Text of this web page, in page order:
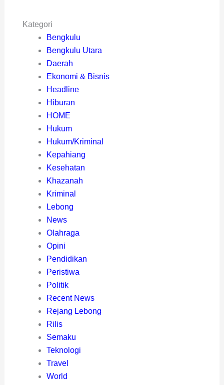
Kategori
Bengkulu
Bengkulu Utara
Daerah
Ekonomi & Bisnis
Headline
Hiburan
HOME
Hukum
Hukum/Kriminal
Kepahiang
Kesehatan
Khazanah
Kriminal
Lebong
News
Olahraga
Opini
Pendidikan
Peristiwa
Politik
Recent News
Rejang Lebong
Rilis
Semaku
Teknologi
Travel
World